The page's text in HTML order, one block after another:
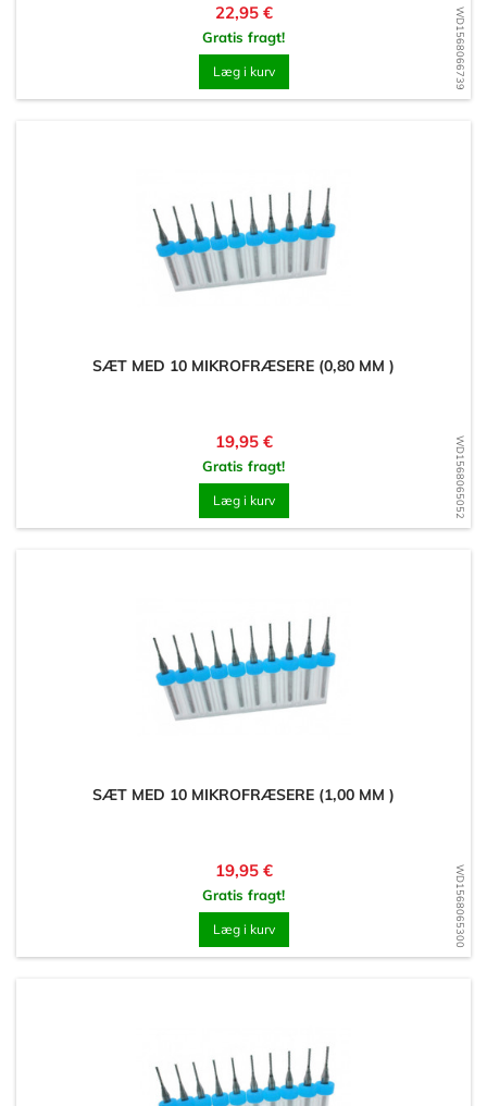
WD1568066739
Pris
22,95 €
Gratis fragt!
Læg i kurv
WD1568065052
SÆT MED 10 MIKROFRÆSERE (0,80 MM )
Pris
19,95 €
Gratis fragt!
Læg i kurv
WD1568065300
SÆT MED 10 MIKROFRÆSERE (1,00 MM )
Pris
19,95 €
Gratis fragt!
Læg i kurv